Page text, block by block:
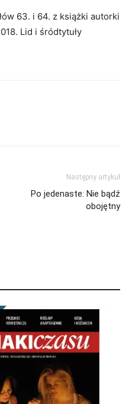
63. i 64. z książki autorki
Lid i śródtytuły
Następny artykuł
Po jedenaste: Nie bądź
obojętny